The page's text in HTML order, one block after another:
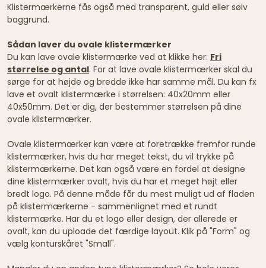
Klistermærkerne fås også med transparent, guld eller sølv
baggrund.
Sådan laver du ovale klistermærker
Du kan lave ovale klistermærke ved at klikke her: Fri
størrelse og antal. For at lave ovale klistermærker skal du
sørge for at højde og bredde ikke har samme mål. Du kan fx
lave et ovalt klistermærke i størrelsen: 40x20mm eller
40x50mm. Det er dig, der bestemmer størrelsen på dine
ovale klistermærker.
Ovale klistermærker kan være at foretrække fremfor runde
klistermærker, hvis du har meget tekst, du vil trykke på
klistermærkerne. Det kan også være en fordel at designe
dine klistermærker ovalt, hvis du har et meget højt eller
bredt logo. På denne måde får du mest muligt ud af fladen
på klistermærkerne - sammenlignet med et rundt
klistermærke. Har du et logo eller design, der allerede er
ovalt, kan du uploade det færdige layout. Klik på "Form" og
vælg konturskåret "Small".